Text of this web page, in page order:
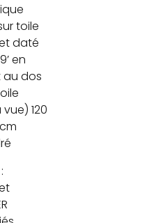
toile
daté
en
au dos
120